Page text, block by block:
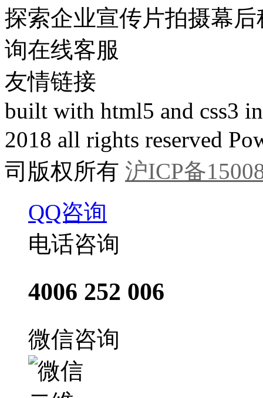
探索企业宣传片拍摄幕后
询在线客服
友情链接
built with html5 and css3
2018 all rights reserved
司版权所有 沪ICP备
QQ咨询
电话咨询
4006 252 006
微信咨询